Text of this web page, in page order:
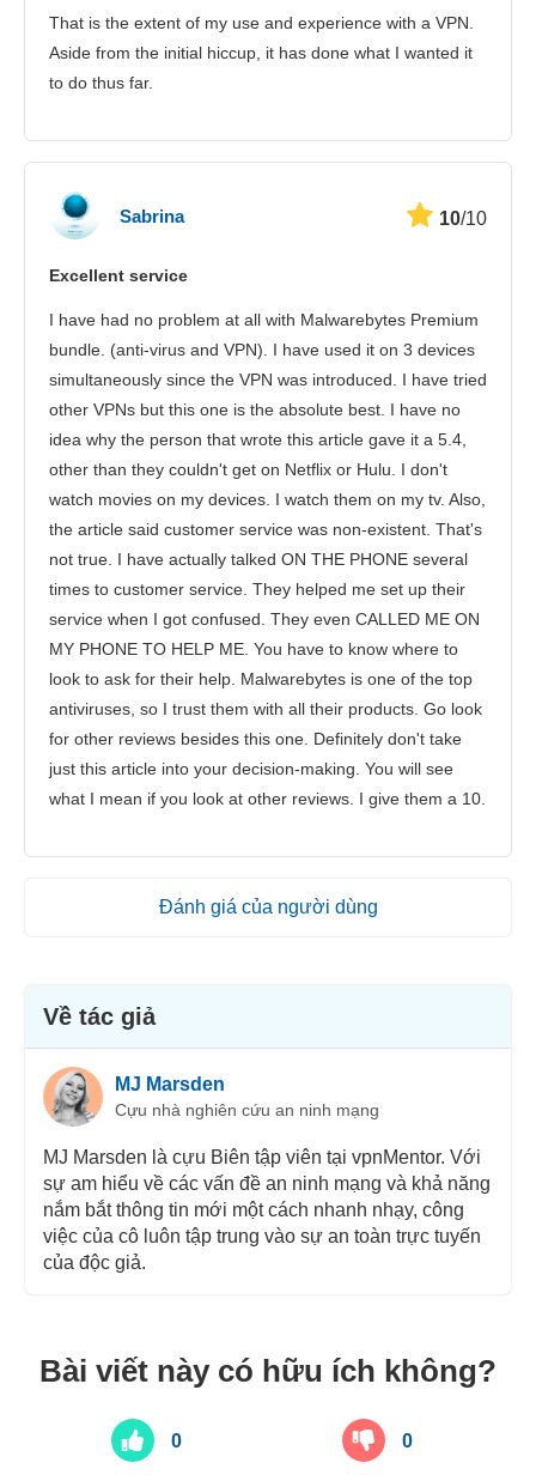
That is the extent of my use and experience with a VPN.
Aside from the initial hiccup, it has done what I wanted it
to do thus far.
Sabrina 10/10
Excellent service
I have had no problem at all with Malwarebytes Premium
bundle. (anti-virus and VPN). I have used it on 3 devices
simultaneously since the VPN was introduced. I have tried
other VPNs but this one is the absolute best. I have no
idea why the person that wrote this article gave it a 5.4,
other than they couldn't get on Netflix or Hulu. I don't
watch movies on my devices. I watch them on my tv. Also,
the article said customer service was non-existent. That's
not true. I have actually talked ON THE PHONE several
times to customer service. They helped me set up their
service when I got confused. They even CALLED ME ON
MY PHONE TO HELP ME. You have to know where to
look to ask for their help. Malwarebytes is one of the top
antiviruses, so I trust them with all their products. Go look
for other reviews besides this one. Definitely don't take
just this article into your decision-making. You will see
what I mean if you look at other reviews. I give them a 10.
Đánh giá của người dùng
Về tác giả
MJ Marsden
Cựu nhà nghiên cứu an ninh mạng
MJ Marsden là cựu Biên tập viên tại vpnMentor. Với
sự am hiểu về các vấn đề an ninh mạng và khả năng
nắm bắt thông tin mới một cách nhanh nhạy, công
việc của cô luôn tập trung vào sự an toàn trực tuyến
của độc giả.
Bài viết này có hữu ích không?
0 0